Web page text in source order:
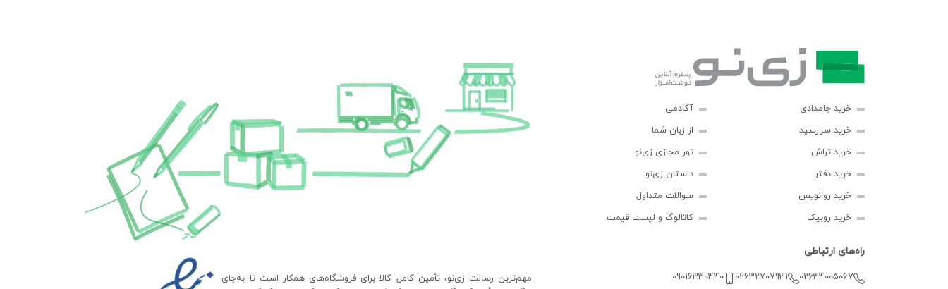
خرید جامدادی
خرید سررسید
خرید تراش
خرید دفتر
خرید روانویس
خرید روبیک
آکادمی
از زبان شما
تور مجازی زی‌نو
داستان زی‌نو
سوالات متداول
کاتالوگ و لیست قیمت
راه‌های ارتباطی
02634005067
02632707931
09016330440
مهم‌ترین رسالت زی‌نو، تأمین کامل کالا برای فروشگاه‌های همکار است تا به‌جای